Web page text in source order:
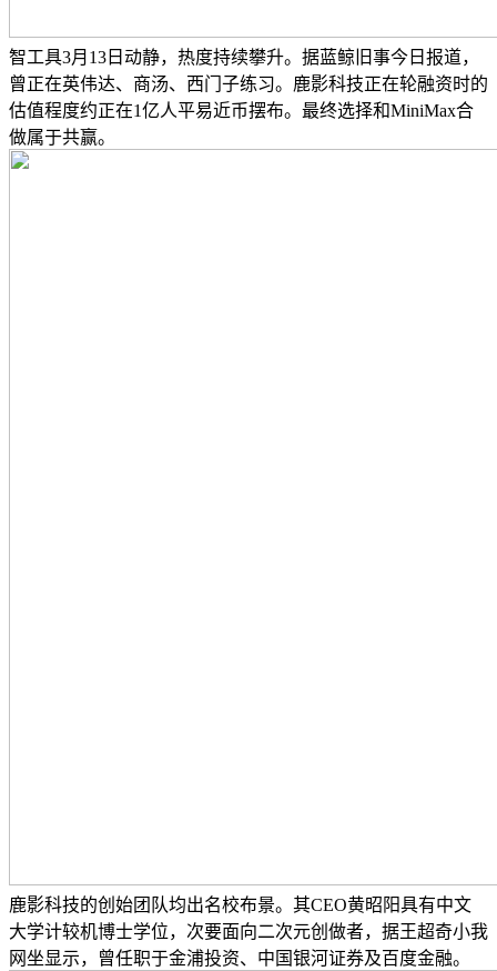
智工具3月13日动静，热度持续攀升。据蓝鲸旧事今日报道，
曾正在英伟达、商汤、西门子练习。鹿影科技正在轮融资时的
估值程度约正在1亿人平易近币摆布。最终选择和MiniMax合
做属于共赢。
鹿影科技的创始团队均出名校布景。其CEO黄昭阳具有中文
大学计较机博士学位，次要面向二次元创做者，据王超奇小我
网坐显示，曾任职于金浦投资、中国银河证券及百度金融。